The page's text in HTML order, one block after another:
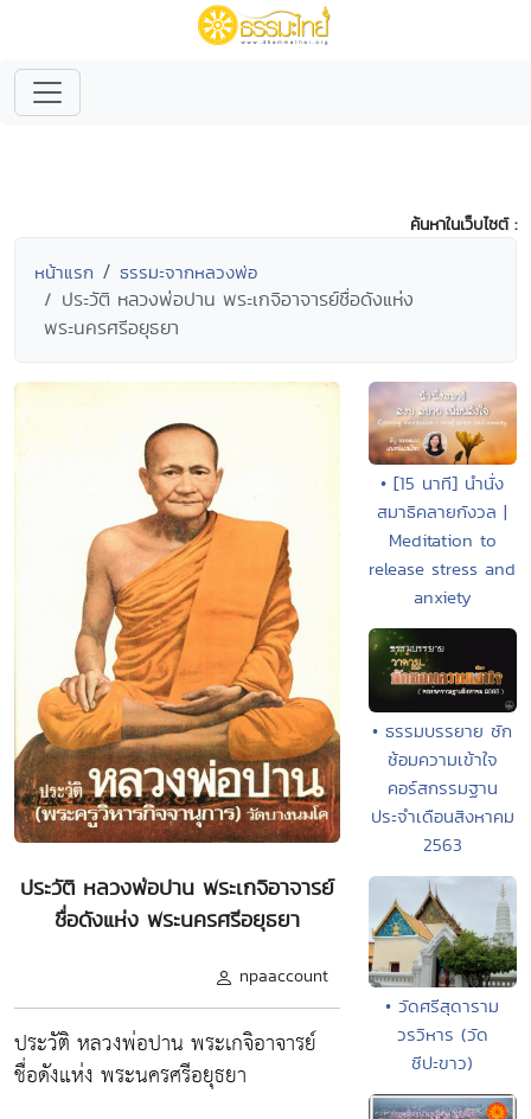
ค้นหาในเว็บไซต์ :
หน้าแรก ธรรมะจากหลวงพ่อ
ประวัติ หลวงพ่อปาน พระเกจิอาจารย์ชื่อดังแห่ง
พระนครศรีอยุธยา
ประวัติ หลวงพ่อปาน พระเกจิอาจารย์
ชื่อดังแห่ง พระนครศรีอยุธยา
npaaccount
ประวัติ หลวงพ่อปาน พระเกจิอาจารย์
ชื่อดังแห่ง พระนครศรีอยุธยา
• [15 นาที] นำนั่ง
สมาธิคลายกังวล |
Meditation to
release stress and
anxiety
• ธรรมบรรยาย ซัก
ซ้อมความเข้าใจ
คอร์สกรรมฐาน
ประจำเดือนสิงหาคม
2563
• วัดศรีสุดาราม
วรวิหาร (วัด
ชีปะขาว)